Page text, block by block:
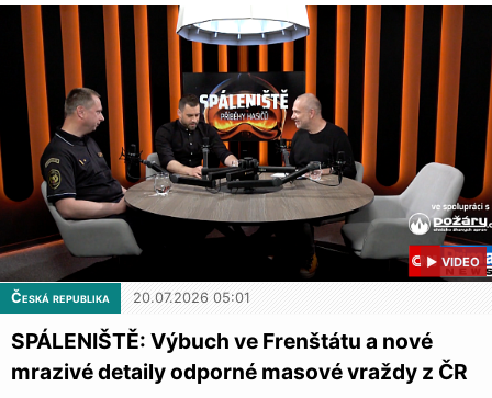
▶ VIDEO
Česká republika 20.07.2026 05:01
SPÁLENIŠTĚ: Výbuch ve Frenštátu a nové
mrazivé detaily odporné masové vraždy z ČR